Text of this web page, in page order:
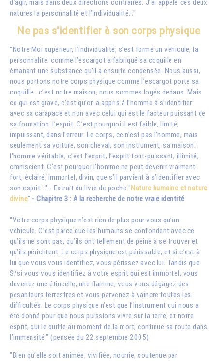
d’agir, mais dans deux directions contraires. J’ai appelé ces deux
natures la personnalité et l’individualité…"
Ne pas s'identifier à son corps physique
"Notre Moi supérieur, l’individualité, s’est formé un véhicule, la
personnalité, comme l’escargot a fabriqué sa coquille en
émanant une substance qu’il a ensuite condensée. Nous aussi,
nous portons notre corps physique comme l’escargot porte sa
coquille : c’est notre maison, nous sommes logés dedans. Mais
ce qui est grave, c’est qu’on a appris à l’homme à s’identifier
avec sa carapace et non avec celui qui est le facteur puissant de
sa formation: l’esprit. C’est pourquoi il est faible, limité,
impuissant, dans l’erreur. Le corps, ce n’est pas l’homme, mais
seulement sa voiture, son cheval, son instrument, sa maison:
l’homme véritable, c’est l’esprit, l’esprit tout-puissant, illimité,
omniscient. C’est pourquoi l’homme ne peut devenir vraiment
fort, éclairé, immortel, divin, que s’il parvient à s’identifier avec
son esprit..." - Extrait du livre de poche "Nature humaine et nature
divine" - Chapitre 3 : A la recherche de notre vraie identité
"Votre corps physique n’est rien de plus pour vous qu’un
véhicule. C’est parce que les humains se confondent avec ce
qu’ils ne sont pas, qu’ils ont tellement de peine à se trouver et
qu’ils périclitent. Le corps physique est périssable, et si c’est à
lui que vous vous identifiez, vous périssez avec lui. Tandis que
S/si vous vous identifiez à votre esprit qui est immortel, vous
devenez une étincelle, une flamme, vous vous dégagez des
pesanteurs terrestres et vous parvenez à vaincre toutes les
difficultés. Le corps physique n’est que l’instrument qui nous a
été donné pour que nous puissions vivre sur la terre, et notre
esprit, qui le quitte au moment de la mort, continue sa route dans
l’immensité." (pensée du 22 septembre 2005)
"Bien qu’elle soit animée, vivifiée, nourrie, soutenue par